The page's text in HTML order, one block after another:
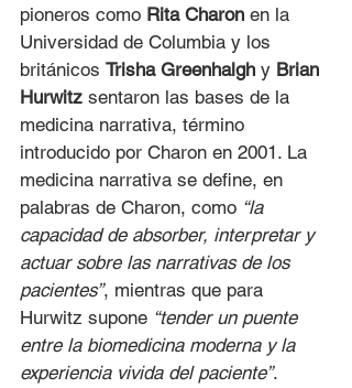
pioneros como Rita Charon en la
Universidad de Columbia y los
británicos Trisha Greenhalgh y Brian
Hurwitz sentaron las bases de la
medicina narrativa, término
introducido por Charon en 2001. La
medicina narrativa se define, en
palabras de Charon, como “la
capacidad de absorber, interpretar y
actuar sobre las narrativas de los
pacientes”, mientras que para
Hurwitz supone “tender un puente
entre la biomedicina moderna y la
experiencia vivida del paciente”.